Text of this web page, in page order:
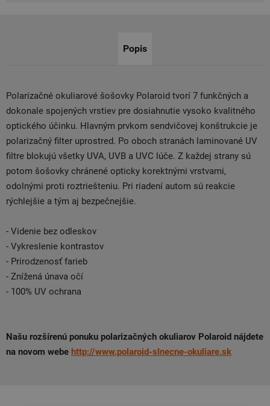
Popis
Polarizačné okuliarové šošovky Polaroid tvorí 7 funkčných a
dokonale spojených vrstiev pre dosiahnutie vysoko kvalitného
optického účinku. Hlavným prvkom sendvičovej konštrukcie je
polarizačný filter uprostred. Po oboch stranách laminované UV
filtre blokujú všetky UVA, UVB a UVC lúče. Z každej strany sú
potom šošovky chránené opticky korektnými vrstvami,
odolnými proti roztriešteniu. Pri riadení autom sú reakcie
rýchlejšie a tým aj bezpečnejšie.
- Videnie bez odleskov
- Vykreslenie kontrastov
- Prirodzenosť farieb
- Znížená únava očí
- 100% UV ochrana
Našu rozšírenú ponuku polarizačných okuliarov Polaroid nájdete
na novom webe http://www.polaroid-slnecne-okuliare.sk